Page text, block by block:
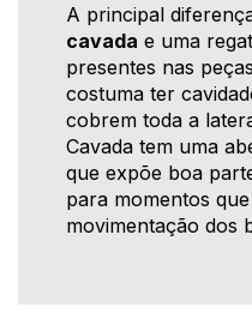
A principal
cavada e uma
presentes nas
costuma ter
cobrem toda a
Cavada tem uma
que expõe boa
para momentos
movimentação dos